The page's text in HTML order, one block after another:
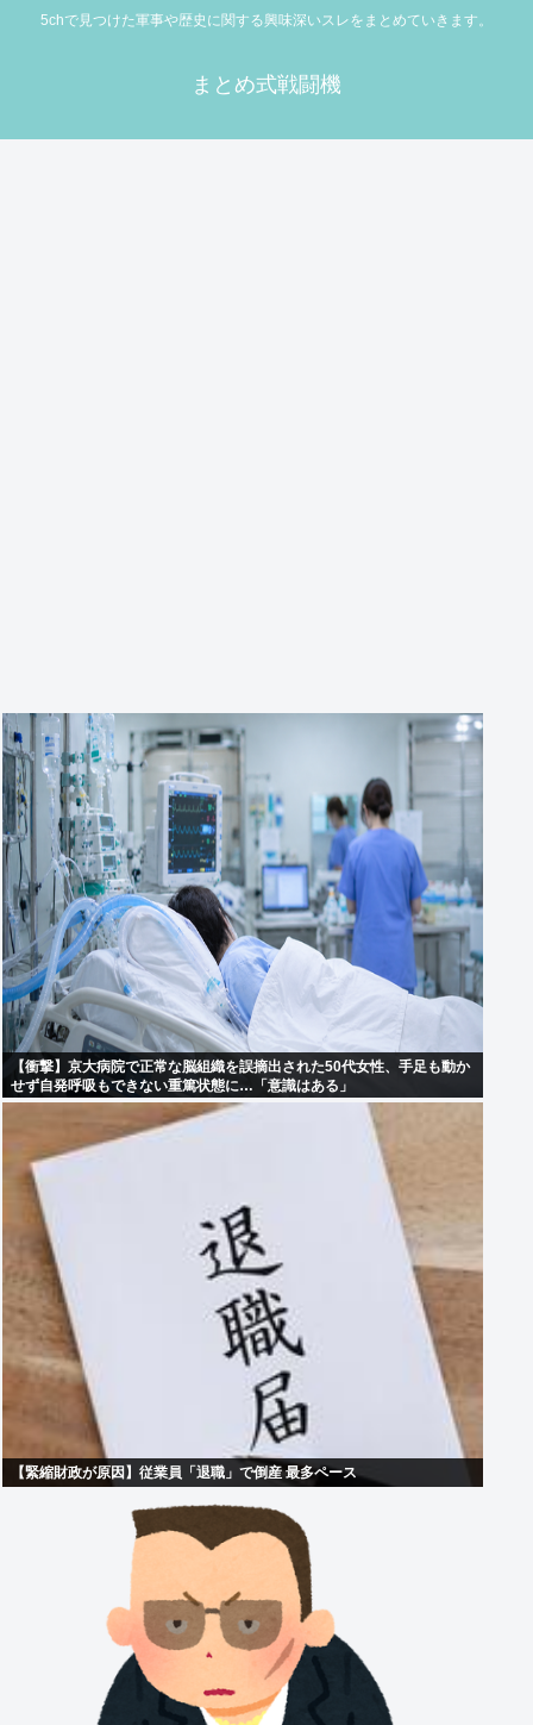
5chで見つけた軍事や歴史に関する興味深いスレをまとめていきます。
まとめ式戦闘機
【衝撃】京大病院で正常な脳組織を誤摘出された50代女性、手足も動か
せず自発呼吸もできない重篤状態に…「意識はある」
【緊縮財政が原因】従業員「退職」で倒産 最多ペース